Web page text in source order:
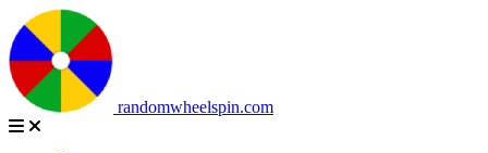
randomwheelspin.com